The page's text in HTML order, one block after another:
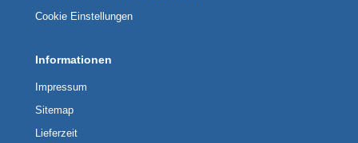
Cookie Einstellungen
Informationen
Impressum
Sitemap
Lieferzeit